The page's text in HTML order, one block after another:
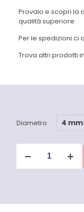
Provalo e scopri la
qualità superiore.
Per le spedizioni ci
Trova altri prodotti
Diametro 4 mm
per
centri
quantità